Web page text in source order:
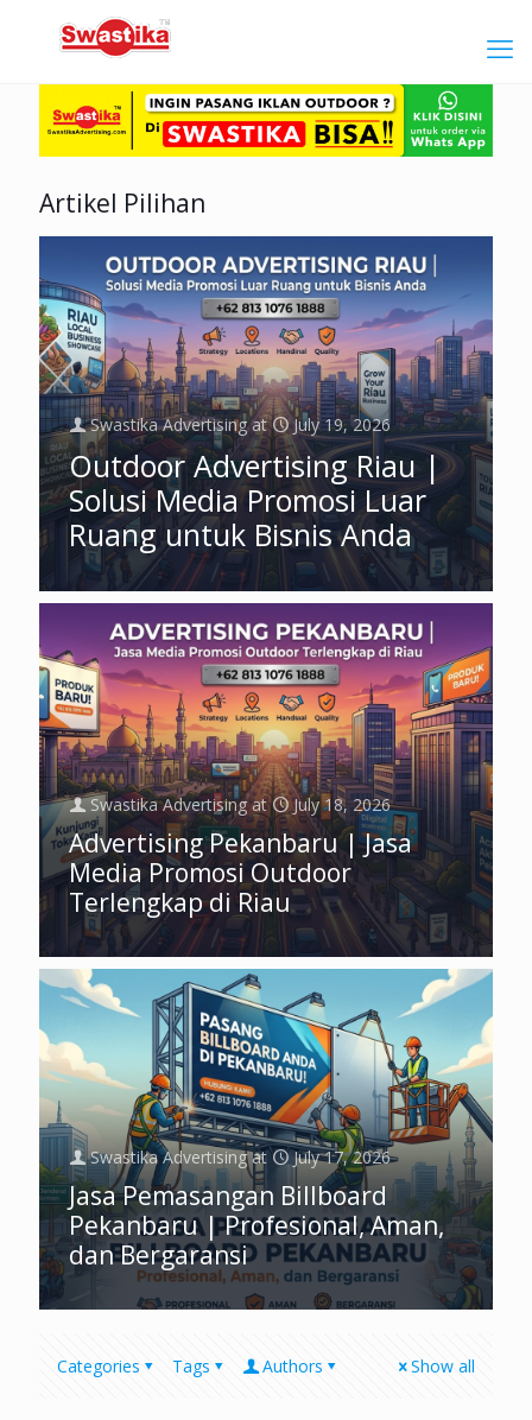
Artikel Pilihan
Swastika Advertising at July 19, 2026
Outdoor Advertising Riau |
Solusi Media Promosi Luar
Ruang untuk Bisnis Anda
Swastika Advertising at July 18, 2026
Advertising Pekanbaru | Jasa
Media Promosi Outdoor
Terlengkap di Riau
Swastika Advertising at July 17, 2026
Jasa Pemasangan Billboard
Pekanbaru | Profesional, Aman,
dan Bergaransi
Categories Tags Authors Show all